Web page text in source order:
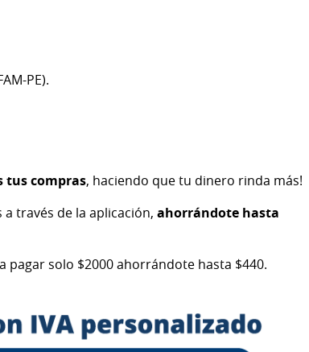
PE).
tus compras, haciendo que tu dinero rinda más!
través de la aplicación, ahorrándote hasta
pagar solo $2000 ahorrándote hasta $440.